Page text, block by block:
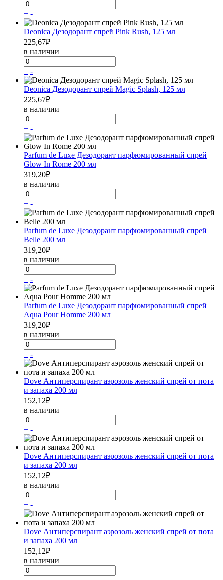
+ -
Deonica Дезодорант спрей Pink Rush, 125 мл
225,67₽
в наличии
+ -
Deonica Дезодорант спрей Magic Splash, 125 мл
225,67₽
в наличии
+ -
Parfum de Luxe Дезодорант парфюмированный спрей
Glow In Rome 200 мл
319,20₽
в наличии
+ -
Parfum de Luxe Дезодорант парфюмированный спрей
Belle 200 мл
319,20₽
в наличии
+ -
Parfum de Luxe Дезодорант парфюмированный спрей
Aqua Pour Homme 200 мл
319,20₽
в наличии
+ -
Dove Антиперспирант аэрозоль женский спрей от пота
и запаха 200 мл
152,12₽
в наличии
+ -
Dove Антиперспирант аэрозоль женский спрей от пота
и запаха 200 мл
152,12₽
в наличии
+ -
Dove Антиперспирант аэрозоль женский спрей от пота
и запаха 200 мл
152,12₽
в наличии